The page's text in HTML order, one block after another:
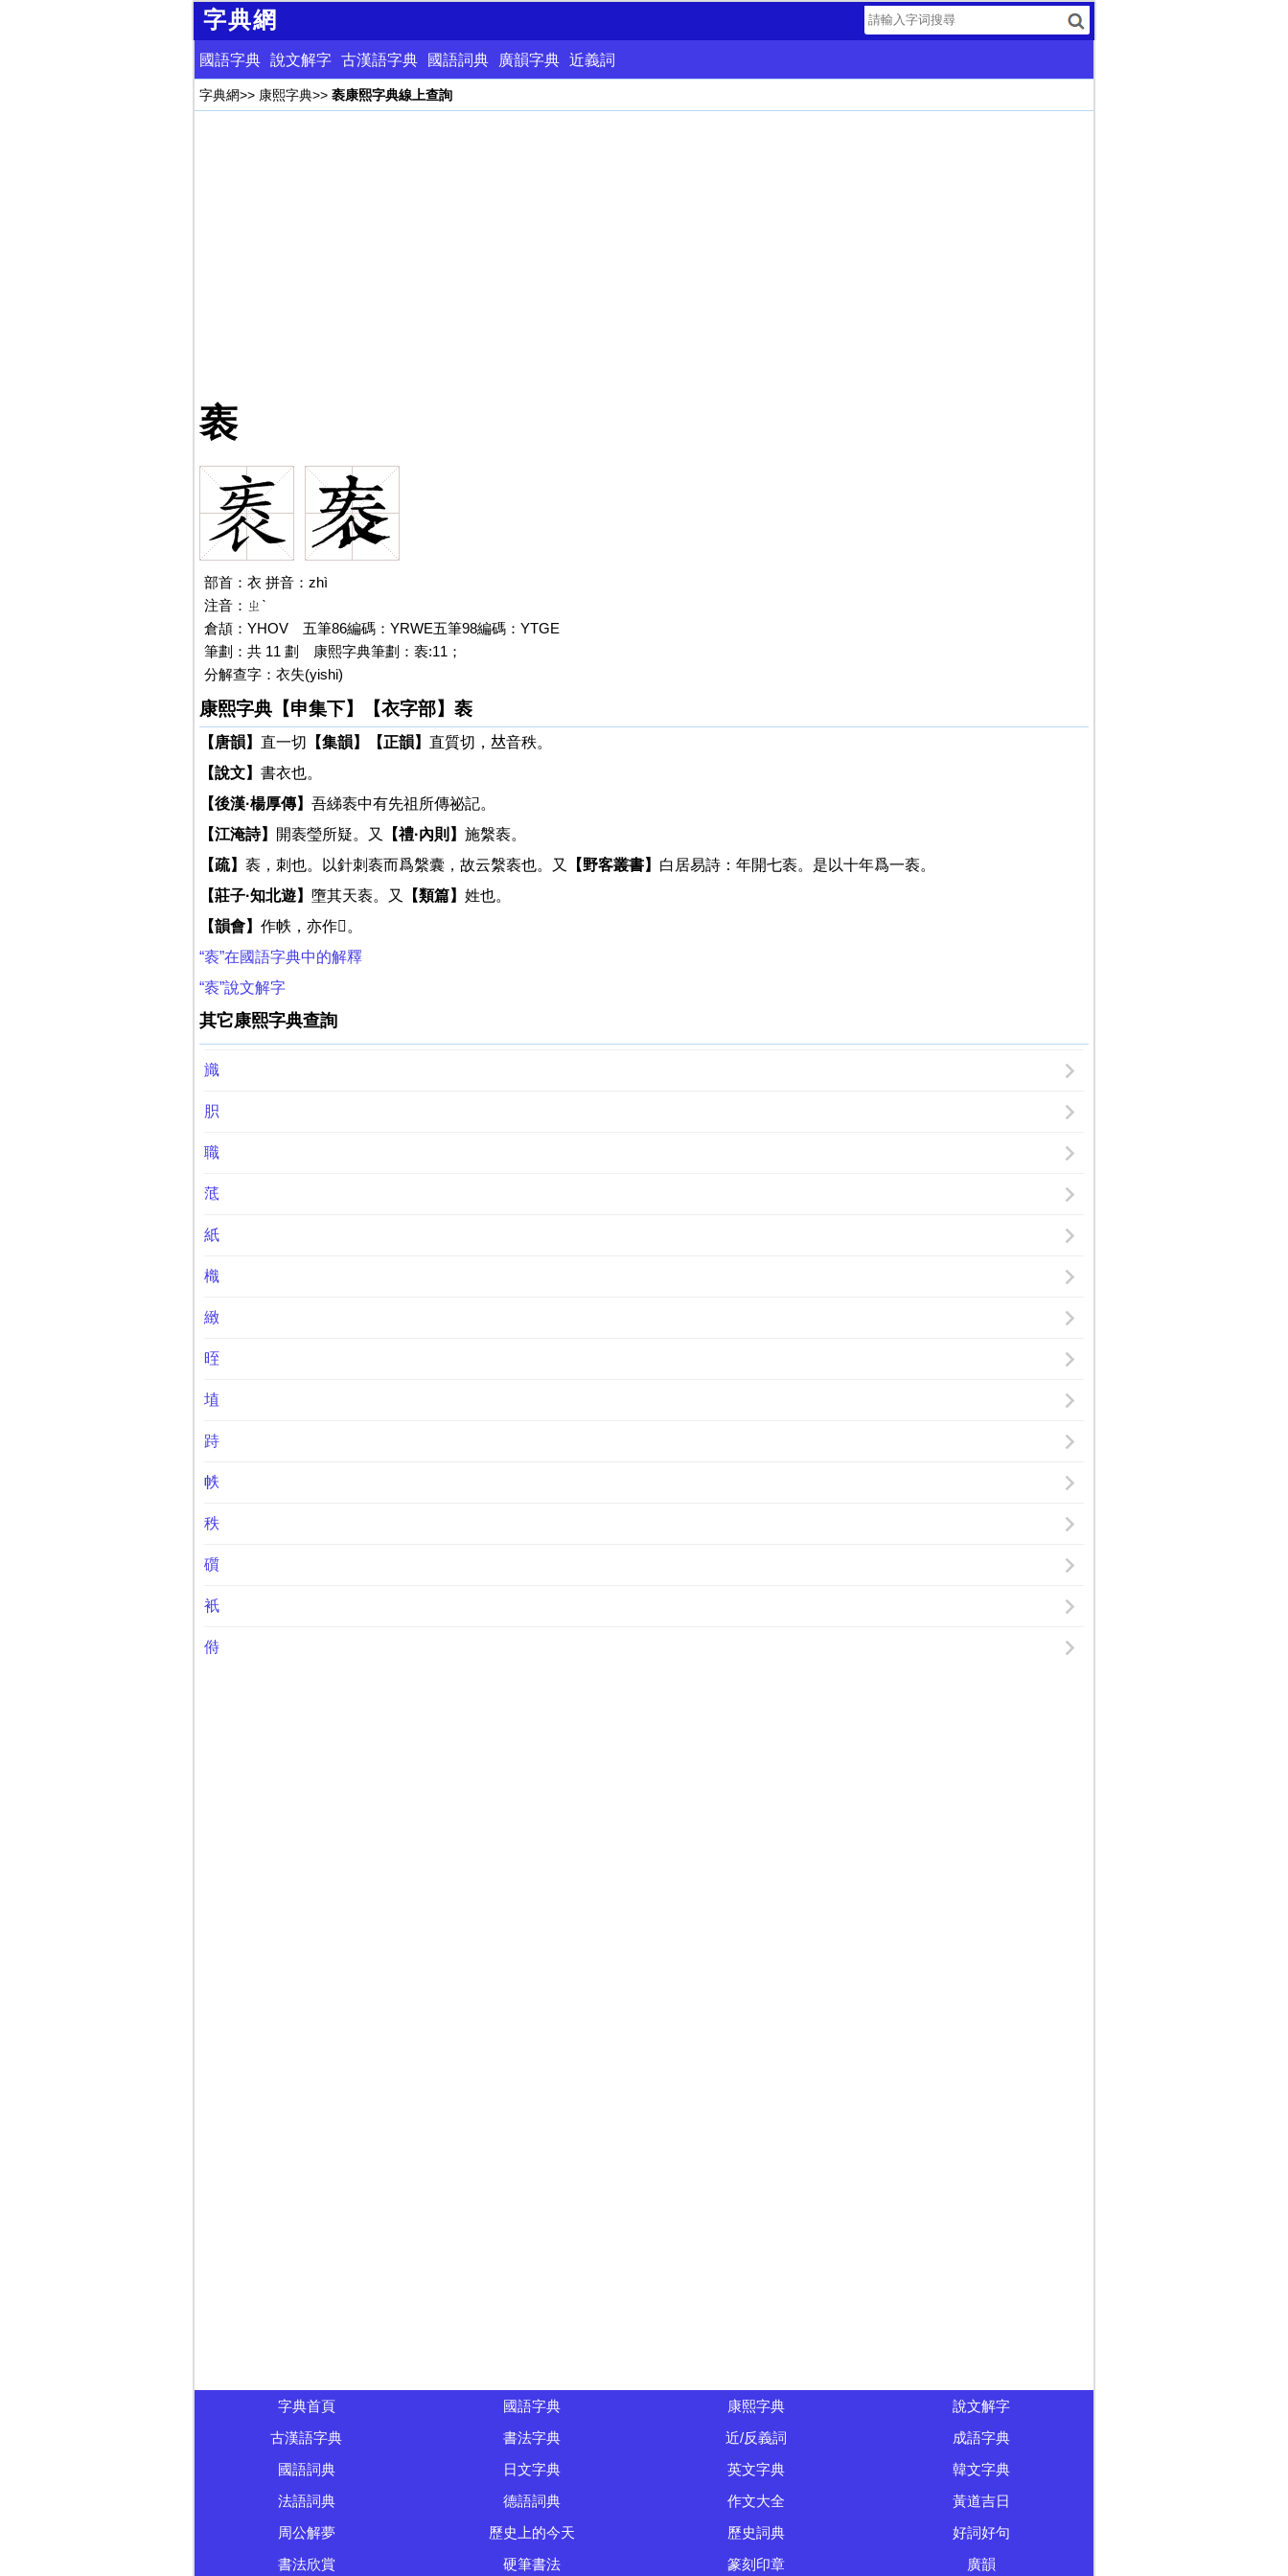
字典網
國語字典 說文解字 古漢語字典 國語詞典 廣韻字典 近義詞
字典網>> 康熙字典>> 袠康熙字典線上查詢
袠
部首：衣 拼音：zhì
注音：ㄓˋ
倉頡：YHOV 五筆86編碼：YRWE五筆98編碼：YTGE
筆劃：共 11 劃
康熙字典筆劃：袠:11；
分解查字：衣失(yishi)
康熙字典【申集下】【衣字部】袠
【唐韻】 直一切 【集韻】 【正韻】 直質切，𠀤音秩。
【說文】 書衣也。
【後漢·楊厚傳】 吾綈袠中有先祖所傳祕記。
【江淹詩】
開袠瑩所疑。又 【禮·內則】 施縏袠。
【疏】 袠，刺也。以針刺袠而爲縏囊，故云縏袠也。又 【野客叢書】 白居易詩：年開七袠。是以十年爲一袠。
【莊子·知北遊】 墮其天袠。又 【類篇】 姓也。
【韻會】 作帙，亦作𧙍。
“袠”在國語字典中的解釋
“袠”說文解字
其它康熙字典查詢
旘
胑
職
䓜
紙
樴
緻
晊
埴
跱
帙
秩
礩
衹
偫
字典首頁 國語字典 康熙字典
說文解字
古漢語字典
書法字典 近/反義詞
成語字典
國語詞典
日文字典 英文字典
韓文字典
法語詞典
德語詞典 作文大全
黃道吉日
周公解夢
歷史上的今天 歷史詞典
好詞好句
書法欣賞
硬筆書法 篆刻印章 廣韻